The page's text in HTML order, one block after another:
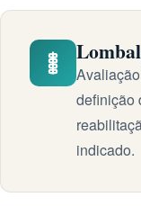
definição
indicado.